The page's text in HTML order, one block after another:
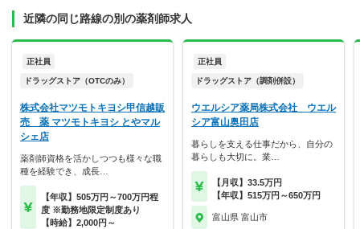
近隣の同じ路線の別の薬剤師求人
正社員
ドラッグストア（OTCのみ）
株式会社マツモトキヨシ甲信越販
売 薬 マツモトキヨシ とやマル
シェ店
薬剤師資格を活かしつつも様々な職
種を経験でき、成長…
【年収】505万円～700万円程
度 ※勤務地限定制度あり
【時給】2,000円～
正社員
ドラッグストア（調剤併設）
ウエルシア薬局株式会社 ウエル
シア富山奥田店
暮らしを支える仕事だから、自分の
暮らしも大切に。業…
【月収】33.5万円
【年収】515万円～650万円
富山県 富山市